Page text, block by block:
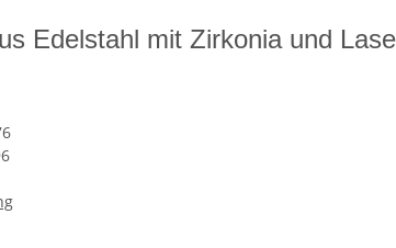
Edelstahl mit Zirkonia und